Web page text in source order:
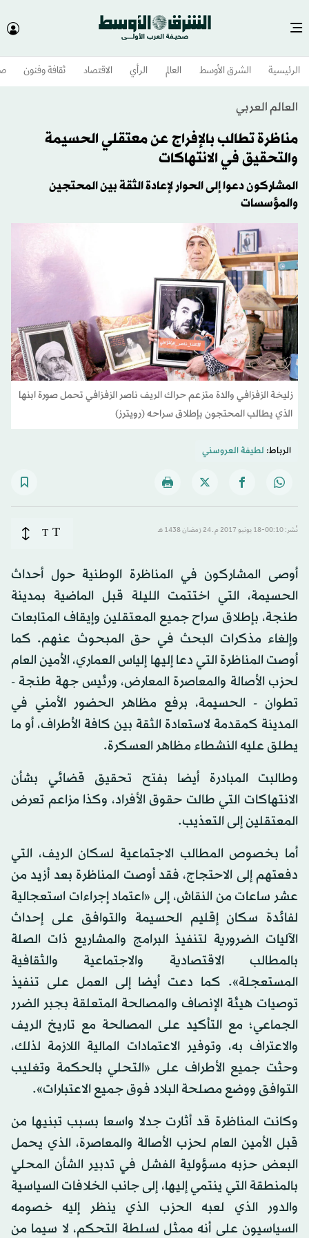
الرئيسية الشرق الأوسط​ العالم الرأي الاقتصاد ثقافة وفنون
العالم العربي
مناظرة تطالب بالإفراج عن معتقلي الحسيمة
والتحقيق في الانتهاكات
المشاركون دعوا إلى الحوار لإعادة الثقة بين المحتجين
والمؤسسات
زليخة الزفزافي والدة متزعم حراك الريف ناصر الزفزافي تحمل صورة ابنها
الذي يطالب المحتجون بإطلاق سراحه (رويترز)
الرباط: لطيفة العروسني
نُشر: 00:10-18 يونيو 2017 م ـ 24 رَمضان 1438 هـ T
T
أوصى المشاركون في المناظرة الوطنية حول أحداث
الحسيمة، التي اختتمت الليلة قبل الماضية بمدينة
طنجة، بإطلاق سراح جميع المعتقلين وإيقاف المتابعات
وإلغاء مذكرات البحث في حق المبحوث عنهم. كما
أوصت المناظرة التي دعا إليها إلياس العماري، الأمين العام
لحزب الأصالة والمعاصرة المعارض، ورئيس جهة طنجة -
تطوان - الحسيمة، برفع مظاهر الحضور الأمني في
المدينة كمقدمة لاستعادة الثقة بين كافة الأطراف، أو ما
يطلق عليه النشطاء مظاهر العسكرة.
وطالبت المبادرة أيضا بفتح تحقيق قضائي بشأن
الانتهاكات التي طالت حقوق الأفراد، وكذا مزاعم تعرض
المعتقلين إلى التعذيب.
أما بخصوص المطالب الاجتماعية لسكان الريف، التي
دفعتهم إلى الاحتجاج، فقد أوصت المناظرة بعد أزيد من
عشر ساعات من النقاش، إلى «اعتماد إجراءات استعجالية
لفائدة سكان إقليم الحسيمة والتوافق على إحداث
الآليات الضرورية لتنفيذ البرامج والمشاريع ذات الصلة
بالمطالب الاقتصادية والاجتماعية والثقافية
المستعجلة». كما دعت أيضا إلى العمل على تنفيذ
توصيات هيئة الإنصاف والمصالحة المتعلقة بجبر الضرر
الجماعي؛ مع التأكيد على المصالحة مع تاريخ الريف
والاعتراف به، وتوفير الاعتمادات المالية اللازمة لذلك،
وحثت جميع الأطراف على «التحلي بالحكمة وتغليب
التوافق ووضع مصلحة البلاد فوق جميع الاعتبارات».
وكانت المناظرة قد أثارت جدلا واسعا بسبب تبنيها من
قبل الأمين العام لحزب الأصالة والمعاصرة، الذي يحمل
البعض حزبه مسؤولية الفشل في تدبير الشأن المحلي
بالمنطقة التي ينتمي إليها، إلى جانب الخلافات السياسية
والدور الذي لعبه الحزب الذي ينظر إليه خصومه
السياسيون على أنه ممثل لسلطة التحكم، لا سيما من